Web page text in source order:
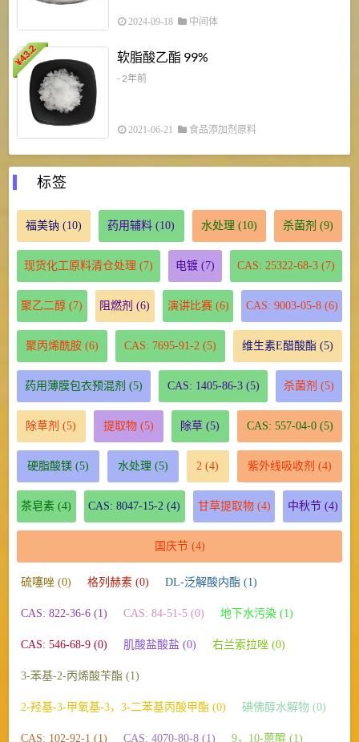
2024-09-18 中间体
¥
43.2 软脂酸乙酯 99%
- 2年前
2021-06-21 食品添加剂原料
标签
福美钠 (10) 药用辅料 (10) 水处理 (10) 杀菌剂 (9)
现货化工原料清仓处理 (7) 电镀 (7) CAS: 25322-68-3 (7)
聚乙二醇 (7) 阻燃剂 (6) 演讲比赛(6) CAS: 9003-05-8(6)
聚丙烯酰胺(6) CAS: 7695-91-2 (5) 维生素E醋酸酯 (5)
药用薄膜包衣预混剂 (5) CAS: 1405-86-3(5) 杀菌剂 (5)
除草剂 (5) 提取物(5) 除草 (5) CAS: 557-04-0(5)
硬脂酸镁(5) 水处理 (5) 2 (4) 紫外线吸收剂 (4)
茶皂素 (4) CAS: 8047-15-2 (4) 甘草提取物(4) 中秋节(4)
国庆节(4)
硫噻唑 (0) 格列赫素 (0) DL-泛解酸内酯 (1)
CAS: 822-36-6 (1) CAS: 84-51-5 (0) 地下水污染 (1)
CAS: 546-68-9 (0) 肌酸盐酸盐 (0) 右兰索拉唑 (0)
3-苯基-2-丙烯酸苄酯 (1)
2-羟基-3-甲氧基-3，3-二苯基丙酸甲酯 (0) 碘佛醇水解物 (0)
CAS: 102-92-1 (1) CAS: 4070-80-8 (1) 9，10-蒽醌 (1)